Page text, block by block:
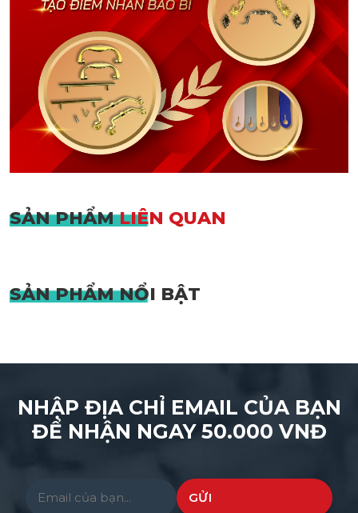
SẢN PHẨMLIÊN QUAN
SẢN PHẨMNỔI BẬT
NHẬP ĐỊA CHỈ EMAIL CỦA BẠN
ĐỂ NHẬN NGAY 50.000 VNĐ
Please leave this field empty.